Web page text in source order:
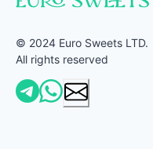
© 2024 Euro Sweets LTD.
All rights reserved